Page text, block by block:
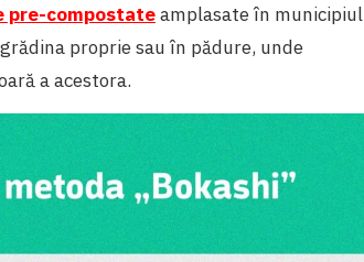
pre-compostateamplasate în municipiul
proprie sau în pădure, unde
a acestora.